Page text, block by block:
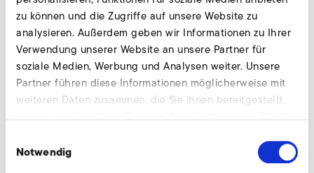
zu können und die Zugriffe auf unsere Website zu
analysieren. Außerdem geben wir Informationen zu Ihrer
Verwendung unserer Website an unsere Partner für
soziale Medien, Werbung und Analysen weiter. Unsere
Partner führen diese Informationen möglicherweise mit
weiteren Daten zusammen, die Sie ihnen bereitgestellt
Notwendig
Experten stehen Ihnen gerne zur Verfügung.
Jetzt anfragen
Weiteres Zubehör für SD 22 FU/FUK